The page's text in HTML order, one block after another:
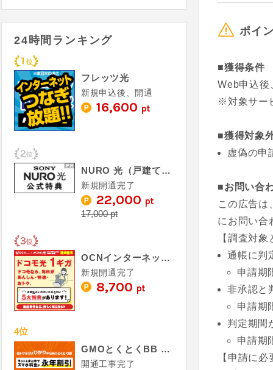
ポイ
■獲得条件
Web申込後
※対象サー
■獲得対象
虚偽の申
■お問い合
この広告は
にお問い合
【調査対
通帳に判
申請期
非承認と
申請期
判定期間
申請期
【申請に
24時間ランキング
フレッツ光
新規申込後、開通
16,600 pt
NURO 光（戸建て・マンション）
新規開通完了
22,000 pt
17,000 pt
OCNインターネット×ドコモ光（1ギガ開通完了）
新規開通完了
8,700 pt
4位
GMOとくとくBB auひかり キャッシュバックキャンペーン
開通工事完了